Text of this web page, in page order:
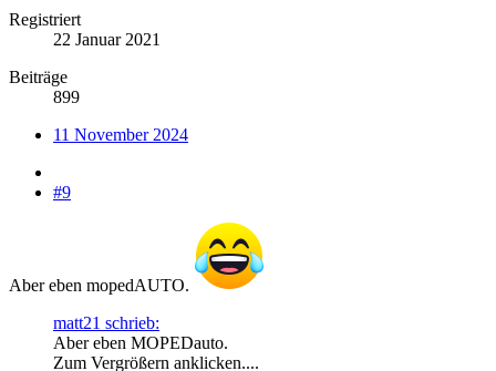
Registriert
22 Januar 2021
Beiträge
899
11 November 2024
#9
Aber eben mopedAUTO.
matt21 schrieb:
Aber eben MOPEDauto.
Zum Vergrößern anklicken....